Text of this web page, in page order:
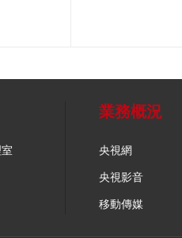
業務概況
央視網
央視影音
移動傳媒